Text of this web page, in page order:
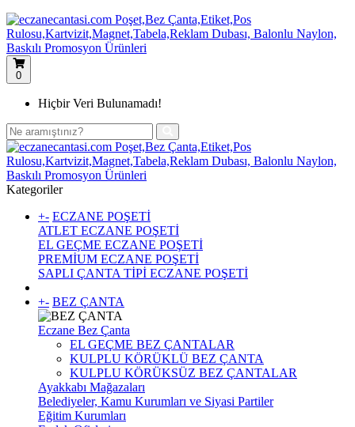
0
Hiçbir Veri Bulunamadı!
Kategoriler
+- ECZANE POŞETİ
ATLET ECZANE POŞETİ
EL GEÇME ECZANE POŞETİ
PREMİUM ECZANE POŞETİ
SAPLI ÇANTA TİPİ ECZANE POŞETİ
+- BEZ ÇANTA
Eczane Bez Çanta
EL GEÇME BEZ ÇANTALAR
KULPLU KÖRÜKLÜ BEZ ÇANTA
KULPLU KÖRÜKSÜZ BEZ ÇANTALAR
Ayakkabı Mağazaları
Belediyeler, Kamu Kurumları ve Siyasi Partiler
Eğitim Kurumları